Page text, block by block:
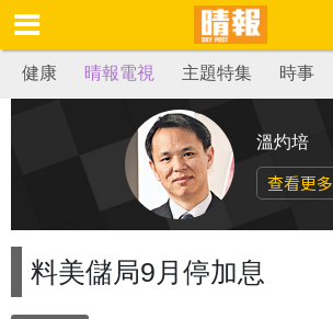
健康 晴報電視 主題特集 時事
溫灼培
查看更多
料美儲局9月停加息